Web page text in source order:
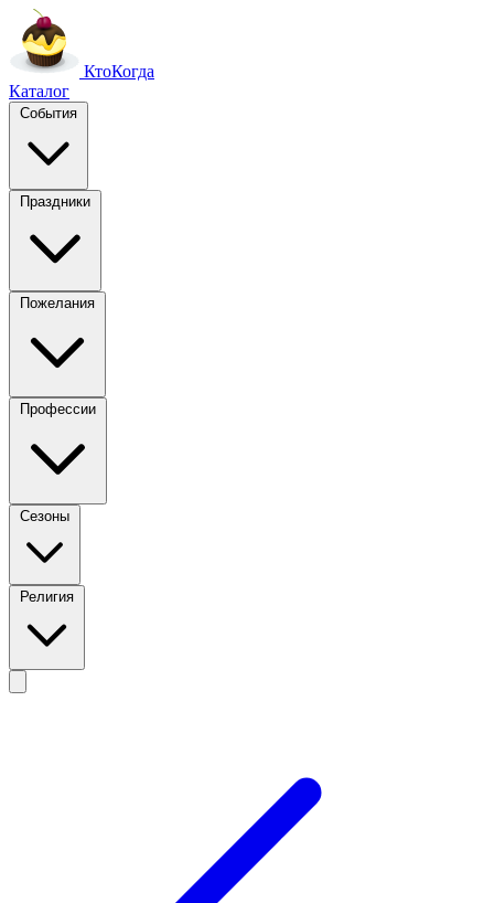
КтоКогда
Каталог
События
Праздники
Пожелания
Профессии
Сезоны
Религия